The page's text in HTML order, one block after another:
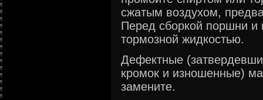
сжатым воздухом,
Перед сборкой поршни и
тормозной жидкостью.
Дефектные
кромок и изношенные)
замените.